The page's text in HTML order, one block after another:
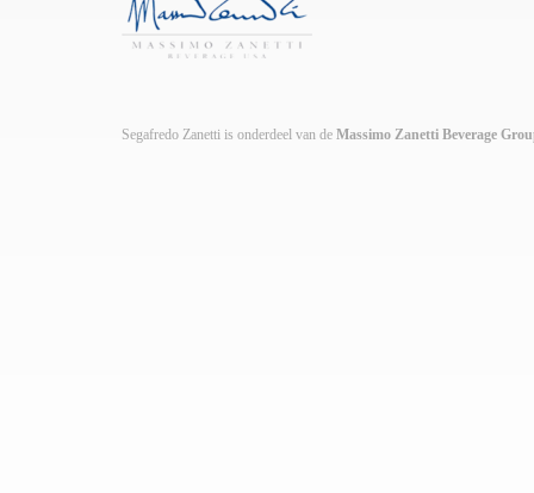
Segafredo Zanetti is onderdeel van de Massimo Zanetti Beverage